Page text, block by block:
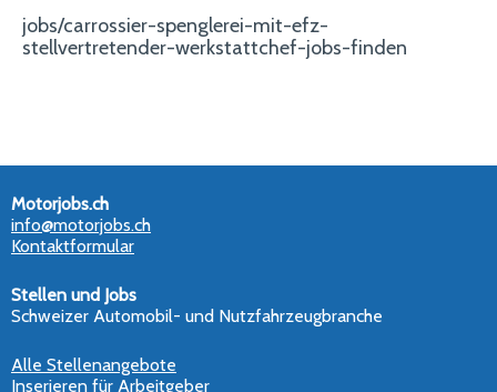
jobs/carrossier-spenglerei-mit-efz-
stellvertretender-werkstattchef-jobs-finden
Motorjobs.ch
info@motorjobs.ch
Kontaktformular
Stellen und Jobs
Schweizer Automobil- und Nutzfahrzeugbranche
Alle Stellenangebote
Inserieren für Arbeitgeber